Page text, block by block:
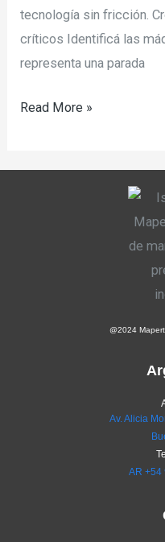
tecnología sin fricción.
críticos Identificá las
representa una parada
Read More »
@2024
Av. Alicia
AR +54